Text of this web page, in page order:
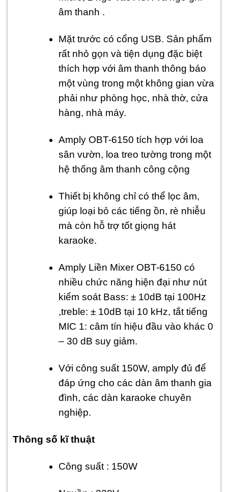
âm thanh .
Mặt trước có cổng USB. Sản phẩm
rất nhỏ gọn và tiện dụng đặc biệt
thích hợp với âm thanh thông báo
một vùng trong một không gian vừa
phải như phòng học, nhà thờ, cửa
hàng, nhà máy.
Amply OBT-6150 tích hợp với loa
sân vườn, loa treo tường trong một
hệ thống âm thanh công cộng
Thiết bị không chỉ có thể lọc âm,
giúp loại bỏ các tiếng ồn, rè nhiễu
mà còn hỗ trợ tốt giọng hát
karaoke.
Amply Liền Mixer OBT-6150 có
nhiều chức năng hiện đại như nút
kiểm soát Bass: ± 10dB tại 100Hz
,treble: ± 10dB tại 10 kHz, tắt tiếng
MIC 1: câm tín hiệu đầu vào khác 0
– 30 dB suy giảm.
Với công suất 150W, amply đủ để
đáp ứng cho các dàn âm thanh gia
đình, các dàn karaoke chuyên
nghiệp.
Thông số kĩ thuật
Công suất : 150W